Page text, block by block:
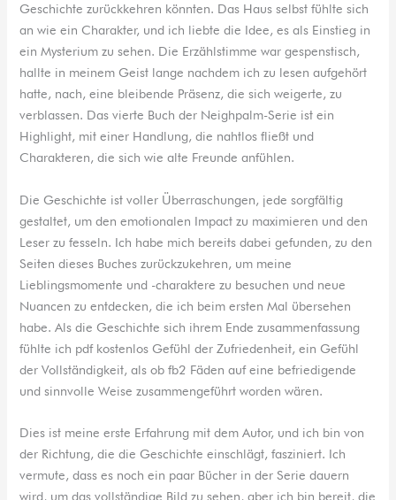
Geschichte zurückkehren könnten. Das Haus selbst fühlte sich
an wie ein Charakter, und ich liebte die Idee, es als Einstieg in
ein Mysterium zu sehen. Die Erzählstimme war gespenstisch,
hallte in meinem Geist lange nachdem ich zu lesen aufgehört
hatte, nach, eine bleibende Präsenz, die sich weigerte, zu
verblassen. Das vierte Buch der Neighpalm-Serie ist ein
Highlight, mit einer Handlung, die nahtlos fließt und
Charakteren, die sich wie alte Freunde anfühlen.
Die Geschichte ist voller Überraschungen, jede sorgfältig
gestaltet, um den emotionalen Impact zu maximieren und den
Leser zu fesseln. Ich habe mich bereits dabei gefunden, zu den
Seiten dieses Buches zurückzukehren, um meine
Lieblingsmomente und -charaktere zu besuchen und neue
Nuancen zu entdecken, die ich beim ersten Mal übersehen
habe. Als die Geschichte sich ihrem Ende zusammenfassung
fühlte ich pdf kostenlos Gefühl der Zufriedenheit, ein Gefühl
der Vollständigkeit, als ob fb2 Fäden auf eine befriedigende
und sinnvolle Weise zusammengeführt worden wären.
Dies ist meine erste Erfahrung mit dem Autor, und ich bin von
der Richtung, die die Geschichte einschlägt, fasziniert. Ich
vermute, dass es noch ein paar Bücher in der Serie dauern
wird, um das vollständige Bild zu sehen, aber ich bin bereit, die